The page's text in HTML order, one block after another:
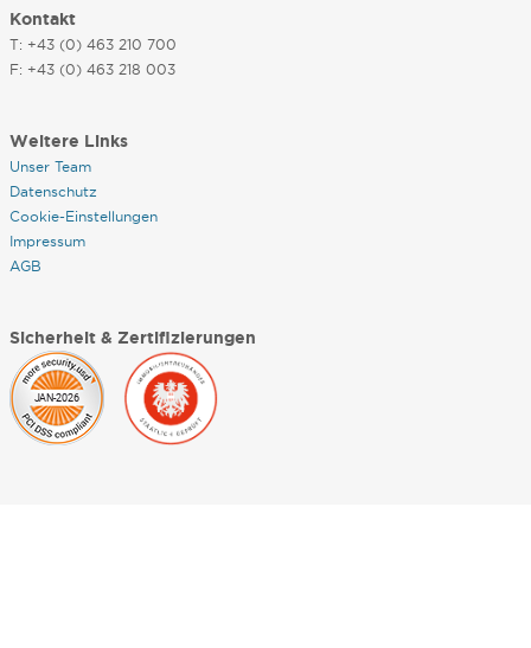
Kontakt
T: +43 (0) 463 210 700
F: +43 (0) 463 218 003
Weitere Links
Unser Team
Datenschutz
Cookie-Einstellungen
Impressum
AGB
Sicherheit & Zertifizierungen